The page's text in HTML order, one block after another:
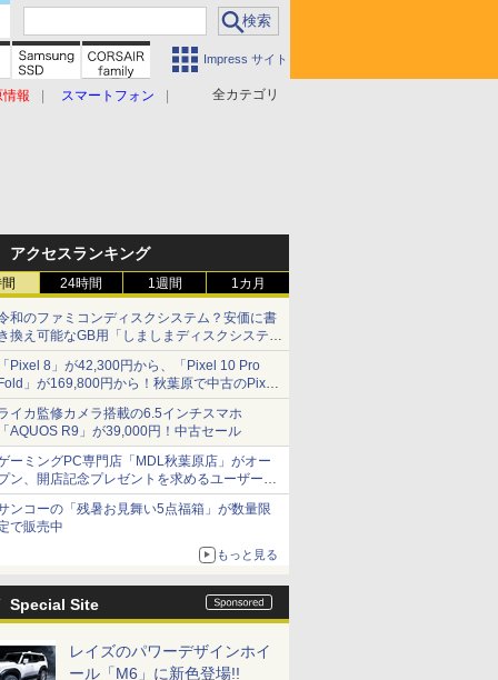
Impress サイト
全カテゴリ
情報 スマートフォン
アクセスランキング
24時間 1週間 1カ月
和のファミコンディスクシステム？安価に書
換え可能なGB用「しましまディスクシステ
」
Pixel 8」が42,300円から、「Pixel 10 Pro
」が169,800円から！秋葉原で中古のPixel
リーズがお買い得
イカ監修カメラ搭載の6.5インチスマホ
AQUOS R9」が39,000円！中古セール
ーミングPC専門店「MDL秋葉原店」がオー
ン、開店記念プレゼントを求めるユーザーが
し寄せ長蛇の列に
ンコーの「残暑お見舞い5点福箱」が数量限
で販売中
もっと見る
Special Site
レイズのパワーデザインホイ
ール「M6」に新色登場!!